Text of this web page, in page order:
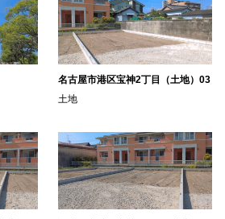
名古屋市港区宝神2丁目（土地）03
土地